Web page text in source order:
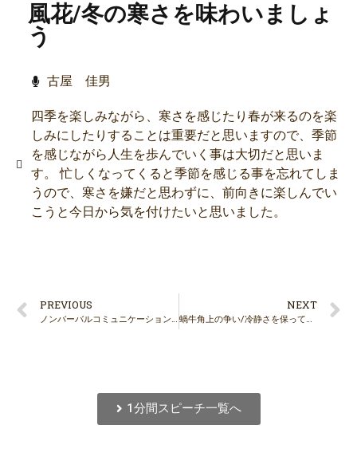
風花/冬の寒さを味わいましょ
う
古屋 佳男
四季を楽しみながら、寒さを感じたり春が来るのを楽
しみにしたりすることは重要だと思いますので、季節
を感じながら人生を歩んでいく事は大切だと思いま
す。 忙しくなってくると季節を感じる事を忘れてしま
うので、寒さを嫌だと思わずに、前向きに楽しんでい
こうと今日から気を付けたいと思いました。
PREVIOUS
ノンバーバルコミュニケーション/聞く時の姿勢に意識を向けましょう
NEXT
蝸牛角上の争い/冷静さを保って仕事に臨みましょう
1分間スピーチ一覧へ